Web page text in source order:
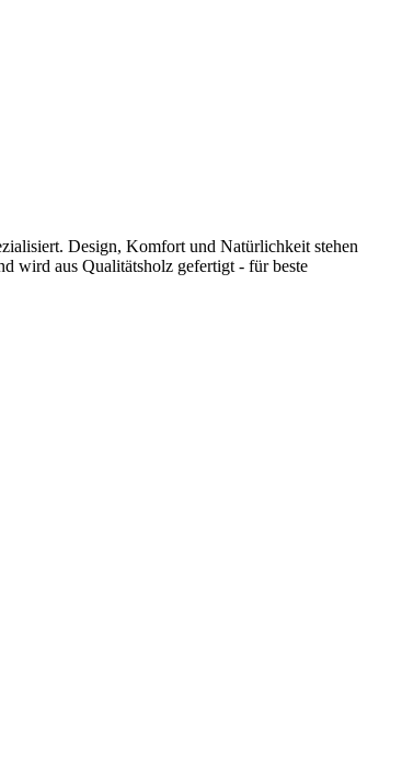
Design, Komfort und Natürlichkeit stehen
wird aus Qualitätsholz gefertigt - für beste